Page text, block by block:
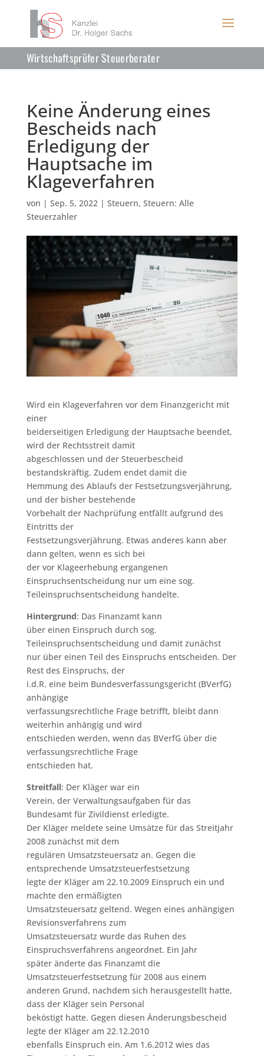
Wirtschaftsprüfer Steuerberater
Keine Änderung eines
Bescheids nach
Erledigung der
Hauptsache im
Klageverfahren
von | Sep. 5, 2022| Steuern, Steuern: Alle
Steuerzahler
Wird ein Klageverfahren vor dem Finanzgericht mit
einer
beiderseitigen Erledigung der Hauptsache beendet,
wird der Rechtsstreit damit
abgeschlossen und der Steuerbescheid
bestandskräftig. Zudem endet damit die
Hemmung des Ablaufs der Festsetzungsverjährung,
und der bisher bestehende
Vorbehalt der Nachprüfung entfällt aufgrund des
Eintritts der
Festsetzungsverjährung. Etwas anderes kann aber
dann gelten, wenn es sich bei
der vor Klageerhebung ergangenen
Einspruchsentscheidung nur um eine sog.
Teileinspruchsentscheidung handelte.
Hintergrund: Das Finanzamt kann
über einen Einspruch durch sog.
Teileinspruchsentscheidung und damit zunächst
nur über einen Teil des Einspruchs entscheiden. Der
Rest des Einspruchs, der
i.d.R. eine beim Bundesverfassungsgericht (BVerfG)
anhängige
verfassungsrechtliche Frage betrifft, bleibt dann
weiterhin anhängig und wird
entschieden werden, wenn das BVerfG über die
verfassungsrechtliche Frage
entschieden hat.
Streitfall: Der Kläger war ein
Verein, der Verwaltungsaufgaben für das
Bundesamt für Zivildienst erledigte.
Der Kläger meldete seine Umsätze für das Streitjahr
2008 zunächst mit dem
regulären Umsatzsteuersatz an. Gegen die
entsprechende Umsatzsteuerfestsetzung
legte der Kläger am 22.10.2009 Einspruch ein und
machte den ermäßigten
Umsatzsteuersatz geltend. Wegen eines anhängigen
Revisionsverfahrens zum
Umsatzsteuersatz wurde das Ruhen des
Einspruchsverfahrens angeordnet. Ein Jahr
später änderte das Finanzamt die
Umsatzsteuerfestsetzung für 2008 aus einem
anderen Grund, nachdem sich herausgestellt hatte,
dass der Kläger sein Personal
beköstigt hatte. Gegen diesen Änderungsbescheid
legte der Kläger am 22.12.2010
ebenfalls Einspruch ein. Am 1.6.2012 wies das